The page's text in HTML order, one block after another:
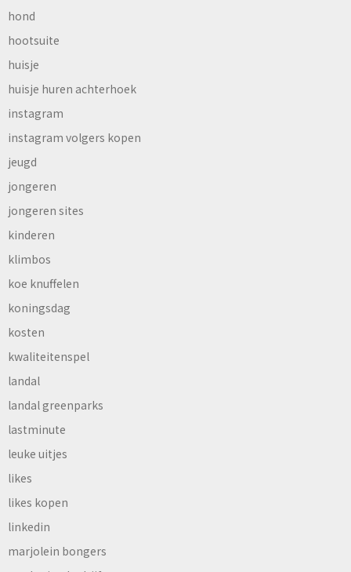
hond
hootsuite
huisje
huisje huren achterhoek
instagram
instagram volgers kopen
jeugd
jongeren
jongeren sites
kinderen
klimbos
koe knuffelen
koningsdag
kosten
kwaliteitenspel
landal
landal greenparks
lastminute
leuke uitjes
likes
likes kopen
linkedin
marjolein bongers